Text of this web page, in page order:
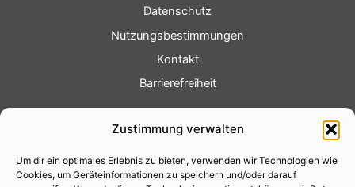
Zustimmung verwalten
Um dir ein optimales Erlebnis zu bieten, verwenden wir Technologien wie
Cookies, um Geräteinformationen zu speichern und/oder darauf
Datenschutz
Nutzungsbestimmungen
Kontakt
Barrierefreiheit
Fotoservice
Videoservice